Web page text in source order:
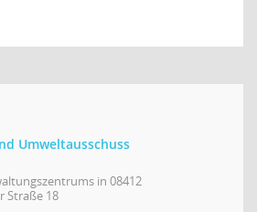
Umweltausschuss
in 08412
Straße 18